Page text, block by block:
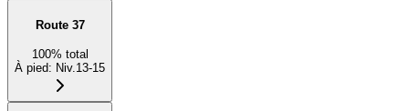
Route 37
100% total
À pied: Niv.13-15